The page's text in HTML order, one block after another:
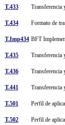
T.433 Transferencia
T.434 Formato de
T.Imp434 BFT
T.435 Transferencia
T.436 Transferencia
T.441 Transferencia
T.501 Perfil de
T.502 Perfil de